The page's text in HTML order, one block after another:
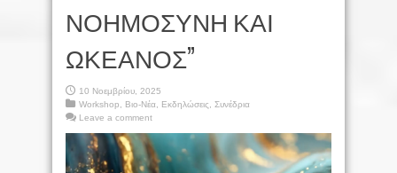
ΝΟΗΜΟΣΥΝΗ ΚΑΙ
ΩΚΕΑΝΟΣ”
10 Νοεμβρίου, 2025
Workshop
Βιο-Νέα Εκδηλώσεις
Συνέδρια
Leave a comment